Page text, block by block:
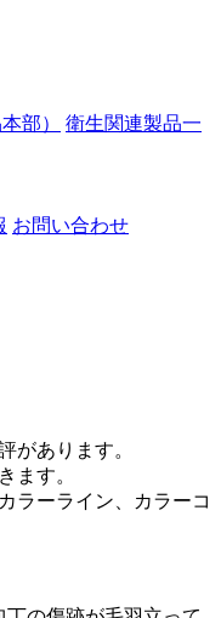
部）
衛生関連製品一
お問い合わせ
があります。
ます。
ラーライン、カラーコ